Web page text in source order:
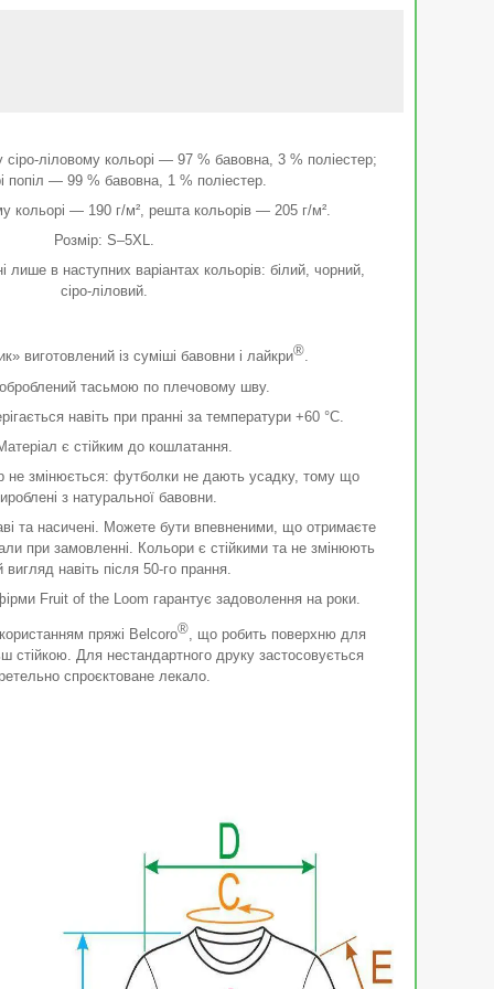
ліловому кольорі — 97 % бавовна, 3 % поліестер;
попіл — 99 % бавовна, 1 % поліестер.
кольорі — 190 г/м², решта кольорів — 205 г/м².
Розмір: S–5XL.
лише в наступних варіантах кольорів: білий, чорний,
сіро-ліловий.
виготовлений із суміші бавовни і лайкри®.
тасьмою по плечовому шву.
навіть при пранні за температури +60 °С.
є стійким до кошлатання.
не змінюється: футболки не дають усадку, тому що
з натуральної бавовни.
та насичені. Можете бути впевненими, що отримаєте
при замовленні. Кольори є стійкими та не змінюють
вигляд навіть після 50-го прання.
Fruit of the Loom гарантує задоволення на роки.
пряжі Belcoro® , що робить поверхню для
стійкою. Для нестандартного друку застосовується
спроєктоване лекало.